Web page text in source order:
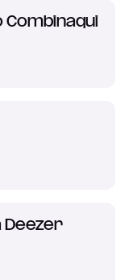
Deezer